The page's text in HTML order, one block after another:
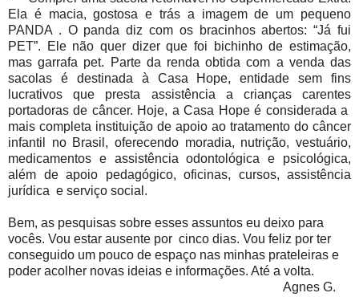
Ela é macia, gostosa e trás a imagem de um pequeno
PANDA . O panda diz com os bracinhos abertos: “Já fui
PET”. Ele não quer dizer que foi bichinho de estimação,
mas garrafa pet. Parte da renda obtida com a venda das
sacolas é destinada à Casa Hope, entidade sem fins
lucrativos que presta assistência a crianças carentes
portadoras de câncer. Hoje, a Casa Hope é considerada a
mais completa instituição de apoio ao tratamento do câncer
infantil no Brasil, oferecendo moradia, nutrição, vestuário,
medicamentos e assistência odontológica e psicológica,
além de apoio pedagógico, oficinas, cursos, assistência
jurídica e serviço social.
Bem, as pesquisas sobre esses assuntos eu deixo para
vocês. Vou estar ausente por cinco dias. Vou feliz por ter
conseguido um pouco de espaço nas minhas prateleiras e
poder acolher novas ideias e informações. Até a volta.
Agnes G.